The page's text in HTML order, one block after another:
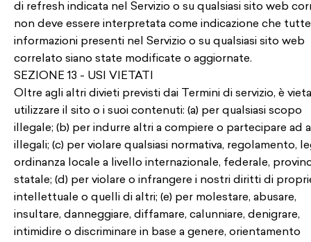
di refresh indicata nel Servizio o su qualsiasi sito web
non deve essere interpretata come indicazione che
informazioni presenti nel Servizio o su qualsiasi sito web
correlato siano state modificate o aggiornate.
SEZIONE 13 - USI VIETATI
Oltre agli altri divieti previsti dai Termini di servizio, è
utilizzare il sito o i suoi contenuti: (a) per qualsiasi scopo
illegale; (b) per indurre altri a compiere o partecipare ad
illegali; (c) per violare qualsiasi normativa, regolamento,
ordinanza locale a livello internazionale, federale,
statale; (d) per violare o infrangere i nostri diritti di
intellettuale o quelli di altri; (e) per molestare, abusare,
insultare, danneggiare, diffamare, calunniare, denigrare,
intimidire o discriminare in base a genere, orientamento